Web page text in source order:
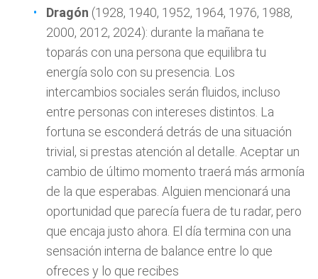
Dragón (1928, 1940, 1952, 1964, 1976, 1988,
2000, 2012, 2024): durante la mañana te
toparás con una persona que equilibra tu
energía solo con su presencia. Los
intercambios sociales serán fluidos, incluso
entre personas con intereses distintos. La
fortuna se esconderá detrás de una situación
trivial, si prestas atención al detalle. Aceptar un
cambio de último momento traerá más armonía
de la que esperabas. Alguien mencionará una
oportunidad que parecía fuera de tu radar, pero
que encaja justo ahora. El día termina con una
sensación interna de balance entre lo que
ofreces y lo que recibes